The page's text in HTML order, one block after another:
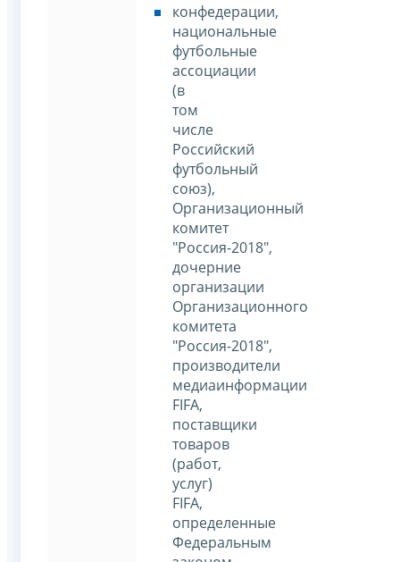
конфедерации,
национальные
футбольные
ассоциации
(в
том
числе
Российский
футбольный
союз),
Организационный
комитет
"Россия-2018",
дочерние
организации
Организационного
комитета
"Россия-2018",
производители
медиаинформации
FIFA,
поставщики
товаров
(работ,
услуг)
FIFA,
определенные
Федеральным